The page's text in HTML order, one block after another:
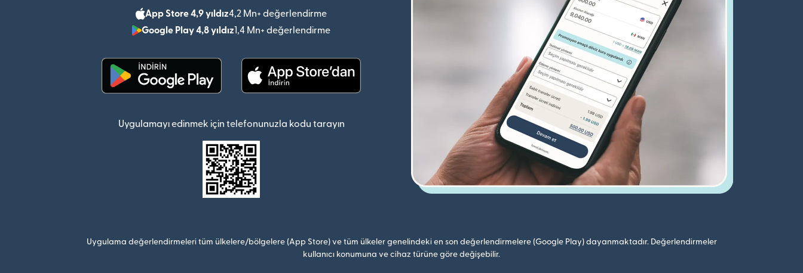
App Store 4,9 yıldız4,2 Mn+ değerlendirme
Google Play 4,8 yıldız1,4 Mn+ değerlendirme
Uygulamayı edinmek için telefonunuzla kodu tarayın
Uygulama değerlendirmeleri tüm ülkelere/bölgelere (App Store) ve tüm ülkeler genelindeki en son değerlendirmelere (Google Play) dayanmaktadır. Değerlendirmeler
kullanıcı konumuna ve cihaz türüne göre değişebilir.